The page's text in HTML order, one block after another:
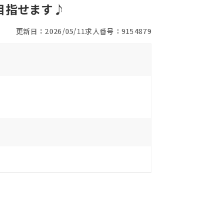
指せます♪
更新日：2026/05/11求人番号：9154879